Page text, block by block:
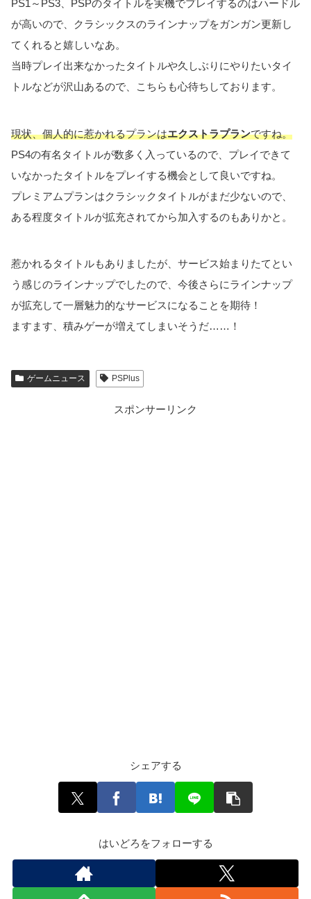
PS1～PS3、PSPのタイトルを実機でプレイするのはハードル
が高いので、クラシックスのラインナップをガンガン更新し
てくれると嬉しいなあ。
当時プレイ出来なかったタイトルや久しぶりにやりたいタイ
トルなどが沢山あるので、こちらも心待ちしております。
現状、個人的に惹かれるプランはエクストラプランですね。
PS4の有名タイトルが数多く入っているので、プレイできて
いなかったタイトルをプレイする機会として良いですね。
プレミアムプランはクラシックタイトルがまだ少ないので、
ある程度タイトルが拡充されてから加入するのもありかと。
惹かれるタイトルもありましたが、サービス始まりたてとい
う感じのラインナップでしたので、今後さらにラインナップ
が拡充して一層魅力的なサービスになることを期待！
ますます、積みゲーが増えてしまいそうだ……！
ゲームニュース PSPlus
スポンサーリンク
シェアする
はいどろをフォローする